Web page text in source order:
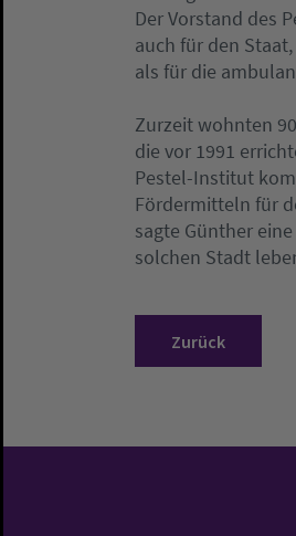
Der Vorstand des
auch für den
als für die
Zurzeit wohnten
die vor 1991
Pestel-Institut
Fördermitteln für
sagte Günther
solchen Stadt
Zurück